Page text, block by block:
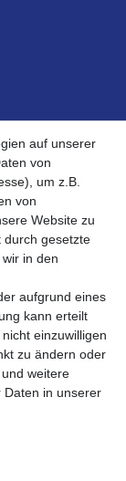
auf unserer
von
um z.B.
von
Website zu
durch gesetzte
in den
aufgrund eines
kann erteilt
einzuwilligen
zu ändern oder
und weitere
Daten in unserer